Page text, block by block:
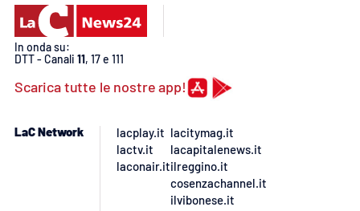
In onda su:
DTT - Canali 11, 17 e 111
Scarica tutte le nostre app!
LaC Network
lacplay.it
lactv.it
laconair.it
lacitymag.it
lacapitalenews.it
ilreggino.it
cosenzachannel.it
ilvibonese.it